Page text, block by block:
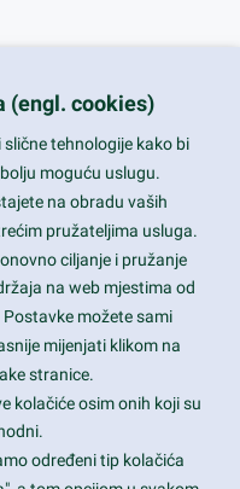
8-16h
telefon:
= 7,53450 kn
(engl. cookies)
tehnologije kako bi
moguću uslugu.
na obradu vaših
pružateljima usluga.
ciljanje i pružanje
na web mjestima od
možete sami
mijenjati klikom na
stranice.
kolačiće osim onih koji su
određeni tip kolačića